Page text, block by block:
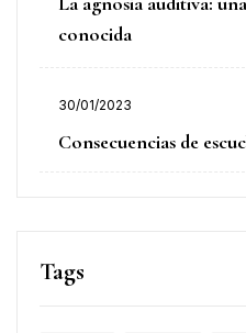
conocida
30/01/2023
Consecuencias de
Tags